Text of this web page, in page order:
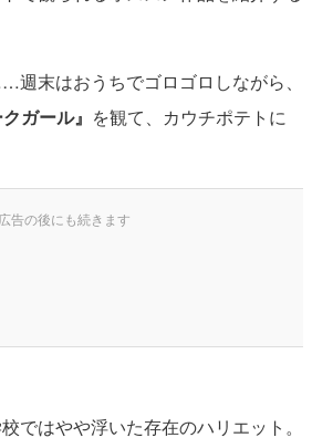
末はおうちでゴロゴロしながら、
ガール』 を観て、カウチポテトに
ではやや浮いた存在のハリエット。